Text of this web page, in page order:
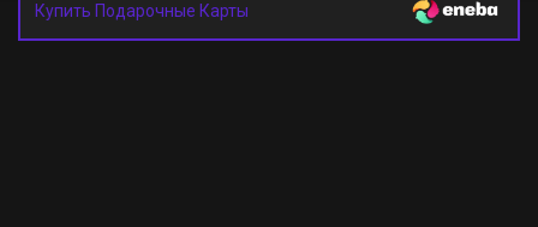
Купить Подарочные Карты